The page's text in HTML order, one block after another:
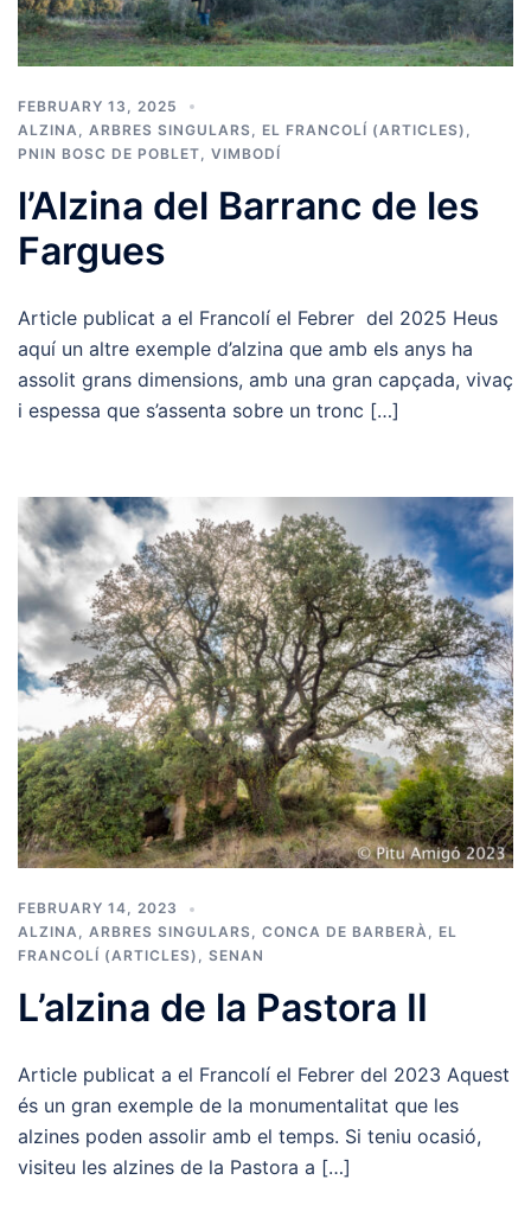
FEBRUARY 13, 2025
ALZINA
ARBRES SINGULARS EL FRANCOLÍ (ARTICLES)
PNIN BOSC DE POBLET
VIMBODÍ
l’Alzina del Barranc de les
Fargues
Article publicat a el Francolí el Febrer del 2025 Heus
aquí un altre exemple d’alzina que amb els anys ha
assolit grans dimensions, amb una gran capçada, vivaç
i espessa que s’assenta sobre un tronc […]
FEBRUARY 14, 2023
ALZINA, ARBRES SINGULARS, CONCA DE BARBERÀ, EL
FRANCOLÍ (ARTICLES) , SENAN
L’alzina de la Pastora II
Article publicat a el Francolí el Febrer del 2023 Aquest
és un gran exemple de la monumentalitat que les
alzines poden assolir amb el temps. Si teniu ocasió,
visiteu les alzines de la Pastora a […]